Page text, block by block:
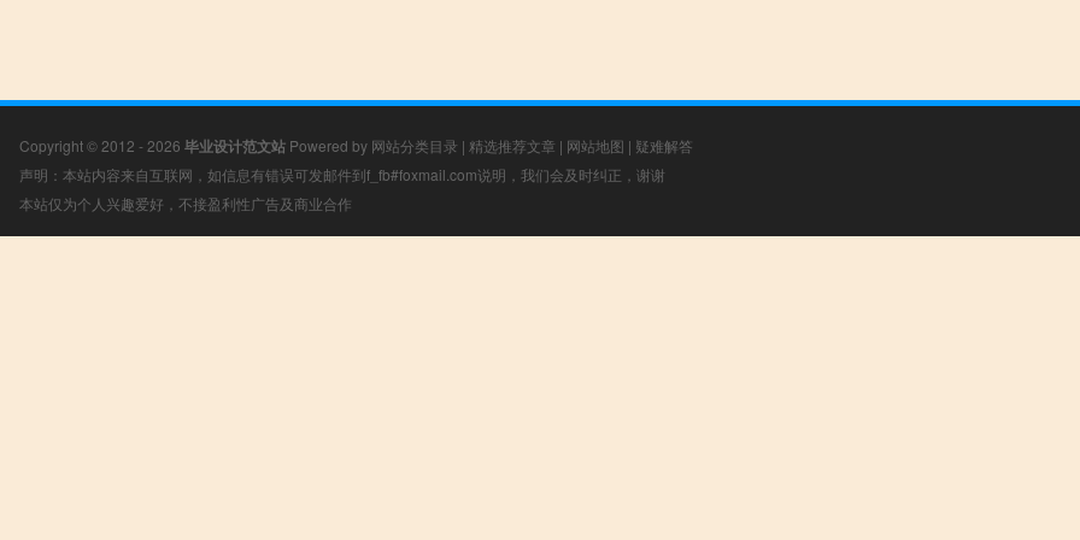
Copyright © 2012 - 2026 毕业设计范文站 Powered by 网站分类目录 | 精选推荐文章 | 网站地图 | 疑难解答
声明：本站内容来自互联网，如信息有错误可发邮件到f_fb#foxmail.com说明，我们会及时纠正，谢谢
本站仅为个人兴趣爱好，不接盈利性广告及商业合作